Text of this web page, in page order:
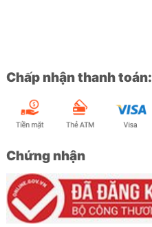
Chấp nhận thanh toán:
Chứng nhận